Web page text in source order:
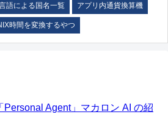
語による国名一覧 アプリ内通貨換算機
時間を変換するやつ
Personal Agent」マカロン AI の紹